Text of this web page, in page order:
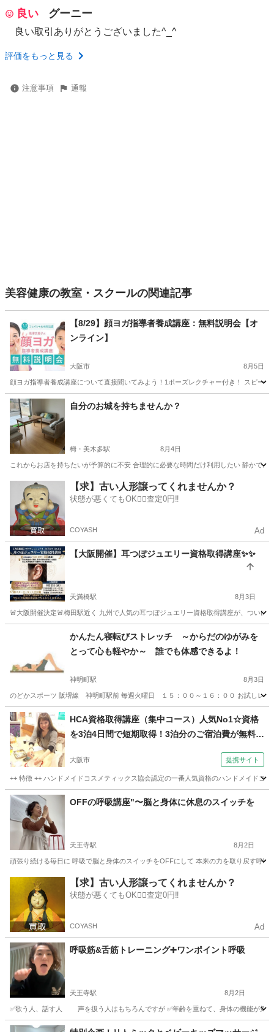
良い グーニー
良い取引ありがとうございました^_^
評価をもっと見る
注意事項 通報
美容健康の教室・スクールの関連記事
【8/29】顔ヨガ指導者養成講座：無料説明会【オ
ンライン】
大阪市 8月5日
顔ヨガ指導者養成講座について直接聞いてみよう！1ポーズレクチャー付き！ スピー
大阪 大阪市 リフトアップ フェイシャル
自分のお城を持ちませんか？
栂・美木多駅 8月4日
これからお店を持ちたいが予算的に不安 合理的に必要な時間だけ利用したい 静かで
堺市 栂・美木多駅 エステ
【求】古い人形譲ってくれませんか？
状態が悪くてもOK🙆‍♀️査定0円‼️
COYASH Ad
【大阪開催】耳つぼジュエリー資格取得講座✨✨
天満橋駅 8月3日
🚨大阪開催決定🚨梅田駅近く 九州で人気の耳つぼジュエリー資格取得講座が、ついに
天満橋駅 足つぼ
かんたん寝転びストレッチ ～からだのゆがみを
とって心も軽やか～ 誰でも体感できるよ！
神明町駅 8月3日
のどかスポーツ 阪堺線 神明町駅前 毎週火曜日 １５：００～１６：００ お試しレ
大阪 堺市 神明町駅 その他 レッスン
HCA資格取得講座（集中コース）人気No1☆資格
を3泊4日間で短期取得！3泊分のご宿泊費が無料
A認定校 EternoBela（エテルノベーラ））
大阪市 提携サイト
++ 特徴 ++ ハンドメイドコスメティックス協会認定の一番人気資格のハンドメイドコ
大阪 大阪市 エステ
OFFの呼吸講座"〜脳と身体に休息のスイッチを
天王寺駅 8月2日
頑張り続ける毎日に 呼吸で脳と身体のスイッチをOFFにして 本来の力を取り戻す呼
天王寺駅 快眠 状態
【求】古い人形譲ってくれませんか？
状態が悪くてもOK🙆‍♀️査定0円‼️
COYASH Ad
呼吸筋&舌筋トレーニング➕ワンポイント呼吸
天王寺駅 8月2日
✅歌う人、話す人 声を扱う人はもちろんですが ✅年齢を重ねて、身体の機能が気に
大阪 大阪市 天王寺駅 快眠 キー